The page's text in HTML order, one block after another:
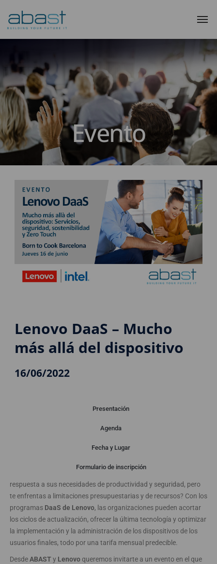
Evento
Lenovo DaaS – Mucho
más allá del dispositivo
16/06/2022
Presentación
Agenda
Fecha y Lugar
Formulario de inscripción
¿Necesitas renovar los dispositivos de tus usuarios para dar
respuesta a sus necesidades de productividad y seguridad, pero
te enfrentas a limitaciones presupuestarias y de recursos? Con los
programas DaaS de Lenovo, las organizaciones pueden acortar
los ciclos de actualización, ofrecer la última tecnología y optimizar
la implementación y la administración de los dispositivos de los
usuarios finales, todo por una tarifa mensual predecible.
DesdeABASTy Lenovo queremos invitarte a un evento en el que